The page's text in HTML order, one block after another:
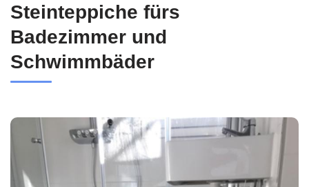
Steinteppiche fürs
Badezimmer und
Schwimmbäder